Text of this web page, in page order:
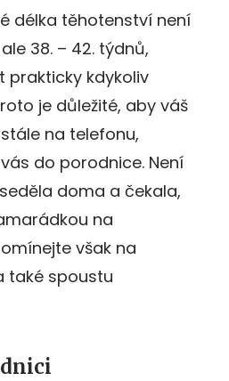
délka těhotenství není
38. – 42. týdnů,
prakticky kdykoliv
je důležité, aby váš
na telefonu,
do porodnice. Není
doma a čekala,
na
však na
také spoustu